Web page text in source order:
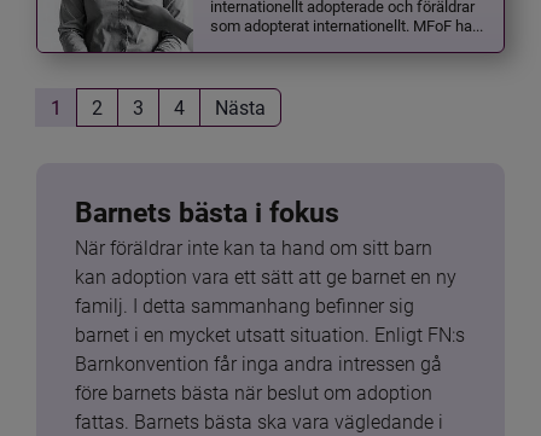
internationellt adopterade och föräldrar
som adopterat internationellt. MFoF ha...
1 2 3 4 Nästa
Barnets bästa i fokus
När föräldrar inte kan ta hand om sitt barn
kan adoption vara ett sätt att ge barnet en ny
familj. I detta sammanhang befinner sig
barnet i en mycket utsatt situation. Enligt FN:s
Barnkonvention får inga andra intressen gå
före barnets bästa när beslut om adoption
fattas. Barnets bästa ska vara vägledande i